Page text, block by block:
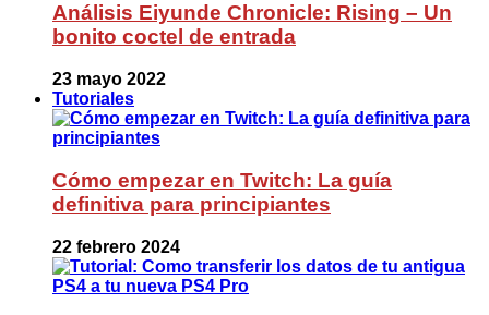
Análisis Eiyunde Chronicle: Rising – Un
bonito coctel de entrada
23 mayo 2022
Tutoriales
Cómo empezar en Twitch: La guía
definitiva para principiantes
22 febrero 2024